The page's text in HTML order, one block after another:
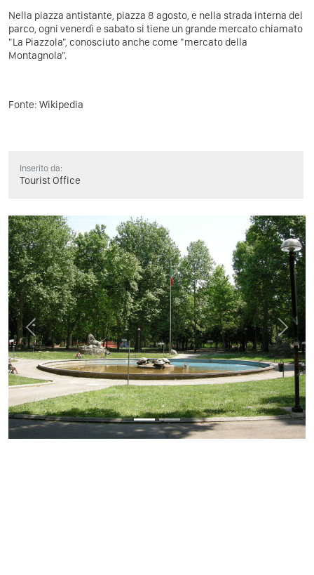
Nella piazza antistante, piazza 8 agosto, e nella strada interna del
parco, ogni venerdì e sabato si tiene un grande mercato chiamato
"La Piazzola", conosciuto anche come "mercato della
Montagnola".
Fonte: Wikipedia
Inserito da:
Tourist Office
Previous Next